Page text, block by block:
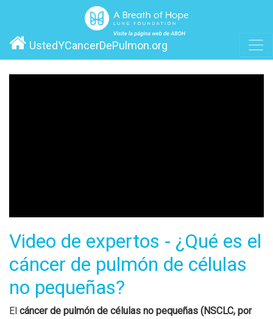
UstedYCancerDePulmon.org
Video de expertos - ¿Qué es el
cáncer de pulmón de células
no pequeñas?
El cáncer de pulmón de células no pequeñas (NSCLC, por